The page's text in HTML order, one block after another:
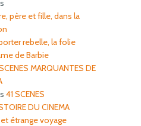
père et fille, dans la
rebelle, la folie
de Barbie
MARQUANTES DE
41 SCENES
DU CINEMA
étrange voyage